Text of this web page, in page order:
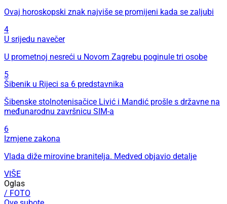
Ovaj horoskopski znak najviše se promijeni kada se zaljubi
4
U srijedu navečer
U prometnoj nesreći u Novom Zagrebu poginule tri osobe
5
Šibenik u Rijeci sa 6 predstavnika
Šibenske stolnotenisačice Livić i Mandić prošle s državne na
međunarodnu završnicu SIM-a
6
Izmjene zakona
Vlada diže mirovine branitelja. Medved objavio detalje
VIŠE
Oglas
/ FOTO